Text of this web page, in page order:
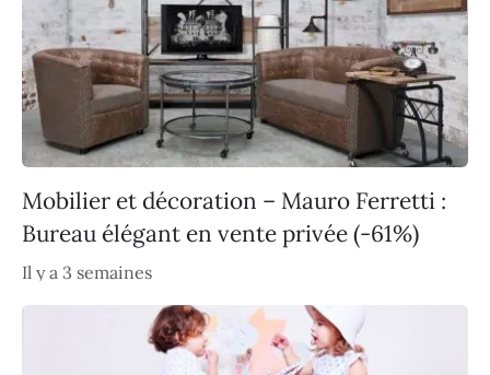
Mobilier et décoration – Mauro Ferretti :
Bureau élégant en vente privée (-61%)
Il y a 3 semaines